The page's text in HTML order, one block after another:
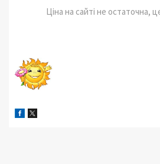
Ціна на сайті не остаточна,